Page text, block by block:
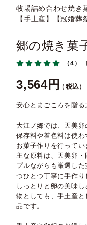
牧場詰め合わせ焼き
【手土産】【冠婚葬
郷の焼き菓
（4）
3,564 税込
安心とまごころを贈る
大江ノ郷では、天美卵
保存料や着色料は使
お菓子作りを行ってい
主な原料は、天美卵
プルながらも厳選し
つひとつ丁寧に手作り
しっとりと卵の美味
物としても、手土産
品です。